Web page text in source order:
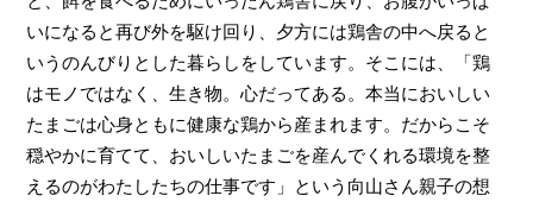
いになると再び外を駆け回り、夕方には鶏舎の中へ戻ると
いうのんびりとした暮らしをしています。そこには、「鶏
はモノではなく、生き物。心だってある。本当においしい
たまごは心身ともに健康な鶏から産まれます。だからこそ
穏やかに育てて、おいしいたまごを産んでくれる環境を整
えるのがわたしたちの仕事です」という向山さん親子の想